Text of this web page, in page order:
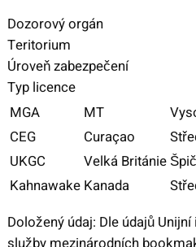
Dozorový orgán
Teritorium
Úroveň zabezpečení
Typ licence
MGA
MT
CEG
Curaçao
UKGC
Velká Británie
Kahnawake Kanada
Doložený údaj: Dle údajů